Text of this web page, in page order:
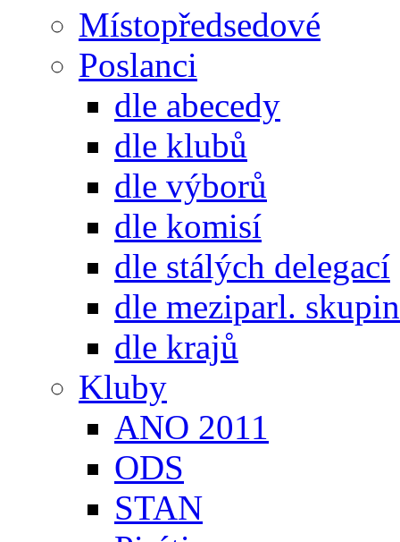
Místopředsedové
Poslanci
dle abecedy
dle klubů
dle výborů
dle komisí
dle stálých delegací
dle meziparl. skupin
dle krajů
Kluby
ANO 2011
ODS
STAN